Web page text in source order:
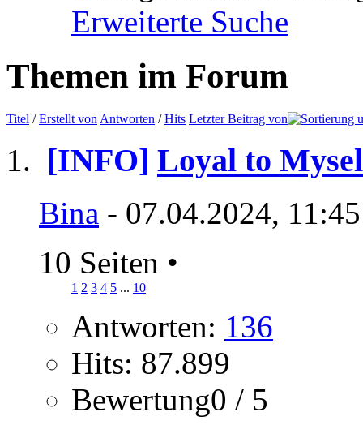
Erweiterte Suche
Themen im Forum
Titel /Erstellt von Antworten /Hits Letzter Beitrag von
[INFO] Loyal to
Bina - 07.04.2024,
10 Seiten •
1 2 3 4 5 ... 10
Antworten: 136
Hits: 87.899
Bewertung0 / 5